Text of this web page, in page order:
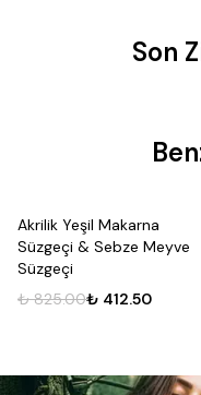
Son
Akrilik Yeşil Makarna
Süzgeçi & Sebze Meyve
Süzgeçi
₺ 825.00₺ 412.50